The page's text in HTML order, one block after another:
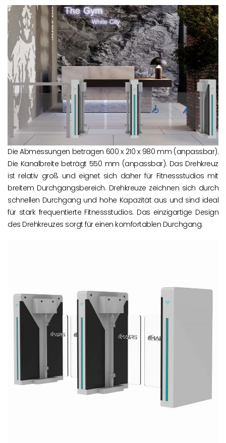
Die Abmessungen betragen 600 x 210 x 980 mm (anpassbar).
Die Kanalbreite beträgt 550 mm (anpassbar). Das Drehkreuz
ist relativ groß und eignet sich daher für Fitnessstudios mit
breitem Durchgangsbereich. Drehkreuze zeichnen sich durch
schnellen Durchgang und hohe Kapazität aus und sind ideal
für stark frequentierte Fitnessstudios. Das einzigartige Design
des Drehkreuzes sorgt für einen komfortablen Durchgang.